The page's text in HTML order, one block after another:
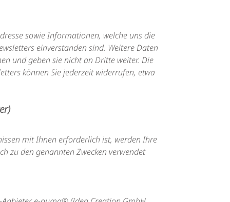
sowie Informationen, welche uns die
einverstanden sind. Weitere Daten
und geben sie nicht an Dritte weiter. Die
können Sie jederzeit widerrufen, etwa
mit Ihnen erforderlich ist, werden Ihre
zu den genannten Zwecken verwendet